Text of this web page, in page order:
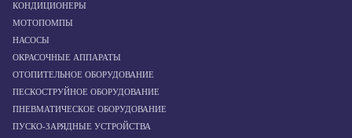
КОНДИЦИОНЕРЫ
МОТОПОМПЫ
НАСОСЫ
ОКРАСОЧНЫЕ АППАРАТЫ
ОТОПИТЕЛЬНОЕ ОБОРУДОВАНИЕ
ПЕСКОСТРУЙНОЕ ОБОРУДОВАНИЕ
ПНЕВМАТИЧЕСКОЕ ОБОРУДОВАНИЕ
ПУСКО-ЗАРЯДНЫЕ УСТРОЙСТВА